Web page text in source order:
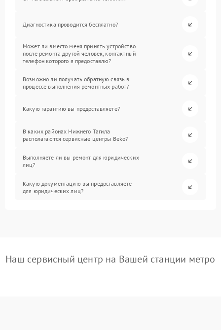
Диагностика проводится бесплатно?
Может ли вместо меня принять устройство
после ремонта другой человек, контактный
телефон которого я предоставлю?
Возможно ли получать обратную связь в
процессе выполнения ремонтных работ?
Какую гарантию вы предоставляете?
В каких районах Нижнего Тагила
располагаются сервисные центры Beko?
Выполняете ли вы ремонт для юридических
лиц?
Какую документацию вы предоставляете
для юридических лиц?
Наш сервисный центр на Вашей станции метро